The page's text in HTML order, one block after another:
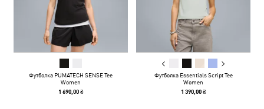
Футболка PUMATECH SENSE Tee
Women
1 690,00 ₴
Футболка Essentials Script Tee
Women
1 390,00 ₴